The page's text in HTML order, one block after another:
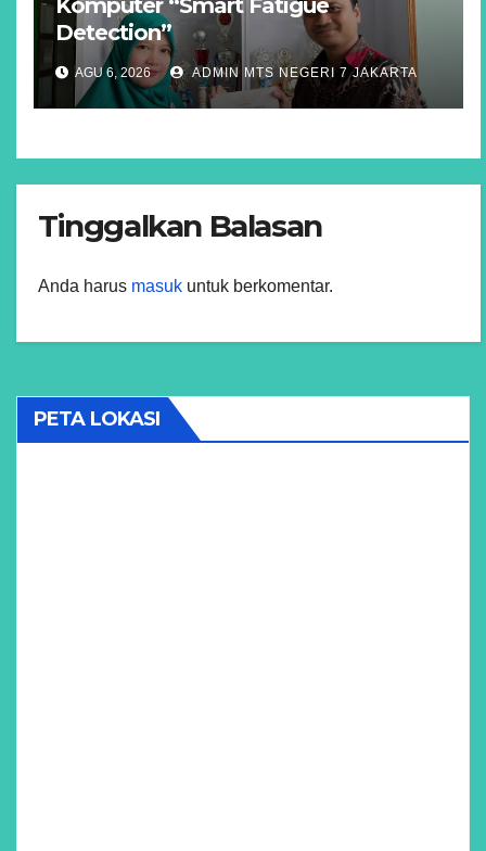
Komputer “Smart Fatigue
Detection”
AGU 6, 2026 ADMIN MTS NEGERI 7 JAKARTA
Tinggalkan Balasan
Anda harus masuk untuk berkomentar.
PETA LOKASI